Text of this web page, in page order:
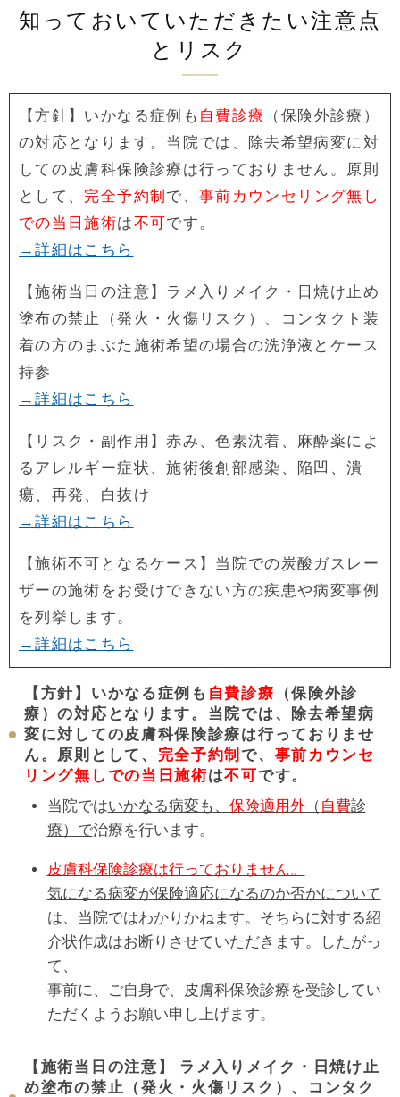
知っておいていただきたい注意点
とリスク
【方針】いかなる症例も 自費診療
（保険外診療）
の対応となります。当院では、除去希望病変に対
しての皮膚科保険診療は行っておりません。原則
として、 完全予約制 で、 事前カウンセリング無し
での当日施術は不可です。
→詳細はこちら
【施術当日の注意】ラメ入りメイク・日焼け止め
塗布の禁止（発火・火傷リスク）、コンタクト装
着の方のまぶた施術希望の場合の洗浄液とケース
持参
→詳細はこちら
【リスク・副作用】赤み、色素沈着、麻酔薬によ
るアレルギー症状、施術後創部感染、陥凹、潰
瘍、再発、白抜け
→詳細はこちら
【施術不可となるケース】当院での炭酸ガスレー
ザーの施術をお受けできない方の疾患や病変事例
を列挙します。
→詳細はこちら
【方針】いかなる症例も 自費診療 （保険外診
療）の対応となります。当院では、除去希望病
変に対しての皮膚科保険診療は行っておりませ
ん。原則として、 完全予約制で、 事前カウンセ
リング無しでの当日施術は不可です。
当院ではいかなる病変も、 保険適用外（ 自費診
療）で治療を行います。
皮膚科保険診療は行っておりません。
気になる病変が保険適応になるのか否かについて
は、当院ではわかりかねます。 そちらに対する紹
介状作成はお断りさせていただきます。したがっ
て、
事前に、ご自身で、皮膚科保険診療を受診してい
ただくようお願い申し上げます。
【施術当日の注意】 ラメ入りメイク・日焼け止
め塗布の禁止（発火・火傷リスク）、コンタク